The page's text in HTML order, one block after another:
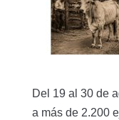
Del 19 al 30 de
a más de 2.200